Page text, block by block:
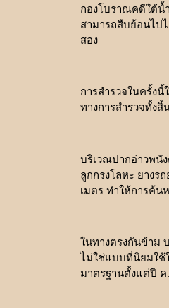
กองโบราณคดีใต้น้
สามารถสืบย้อนไป
สอง
การสำรวจในครั้ง
ทางการสำรวจทั้งสิ้
บริเวณปากอ่าวพนั
ลูกกรงโลหะ ยางร
เมตร ทำให้การค้
ในทางตรงกันข้าม
ไม่ใช่แบบที่นิยมใช้
มาตรฐานตั้งแต่ปี